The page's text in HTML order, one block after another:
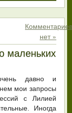
Комментариев
нет »
маленьких
давно и
мои запросы
с Лилией
Иногда